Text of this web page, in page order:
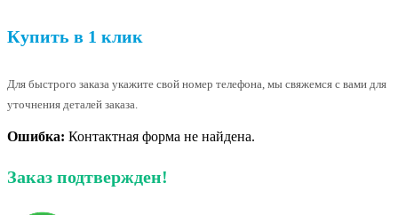
Купить в 1 клик
Для быстрого заказа укажите свой номер телефона, мы свяжемся с вами для
уточнения деталей заказа.
Ошибка: Контактная форма не найдена.
Заказ подтвержден!